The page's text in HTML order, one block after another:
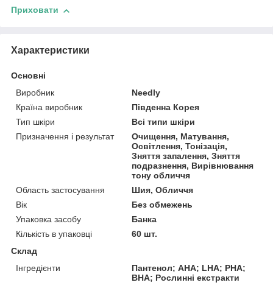
Приховати
Характеристики
Основні
Виробник
Needly
Країна виробник
Південна Корея
Тип шкіри
Всі типи шкіри
Призначення і результат
Очищення, Матування,
Освітлення, Тонізація,
Зняття запалення, Зняття
подразнення, Вирівнювання
тону обличчя
Область застосування
Шия, Обличчя
Вік
Без обмежень
Упаковка засобу
Банка
Кількість в упаковці
60 шт.
Склад
Інгредієнти
Пантенол; AHA; LHA; PHA;
BHA; Рослинні екстракти